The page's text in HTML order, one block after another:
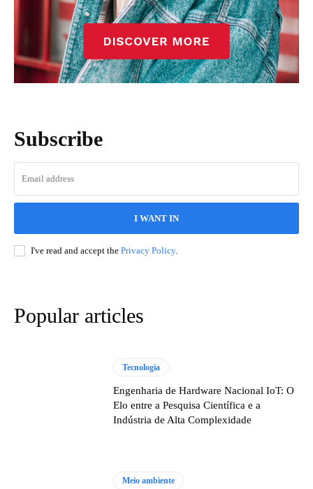
Subscribe
I WANT IN
I've read and accept the Privacy Policy.
Popular articles
Tecnologia
Engenharia de Hardware Nacional IoT: O
Elo entre a Pesquisa Científica e a
Indústria de Alta Complexidade
Meio ambiente